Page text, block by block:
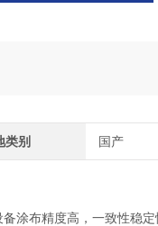
类别 国产
涂布精度高，一致性稳